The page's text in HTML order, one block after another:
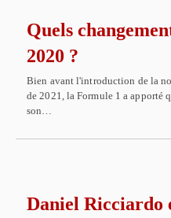
Quels
2020 ?
Bien avant l'introduction de la
de 2021, la Formule 1 a apporté
son…
Daniel Ricciardo